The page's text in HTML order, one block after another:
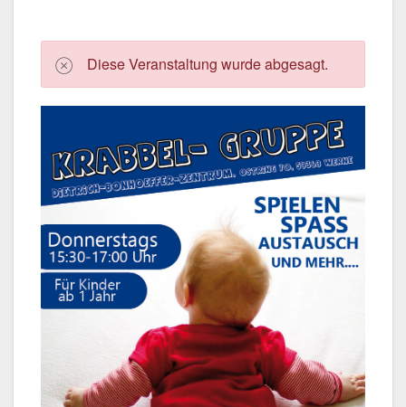
Die­se Ver­an­stal­tung wur­de abge­sagt.